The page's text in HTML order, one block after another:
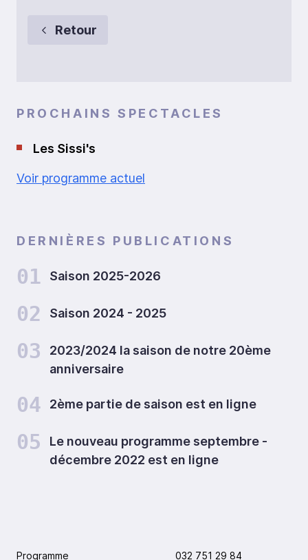
Retour
PROCHAINS SPECTACLES
Les Sissi's
Voir programme actuel
DERNIÈRES PUBLICATIONS
01 Saison 2025-2026
02 Saison 2024 - 2025
03
2023/2024 la saison de notre 20ème
anniversaire
04 2ème partie de saison est en ligne
05
Le nouveau programme septembre -
décembre 2022 est en ligne
Programme 032 751 29 84